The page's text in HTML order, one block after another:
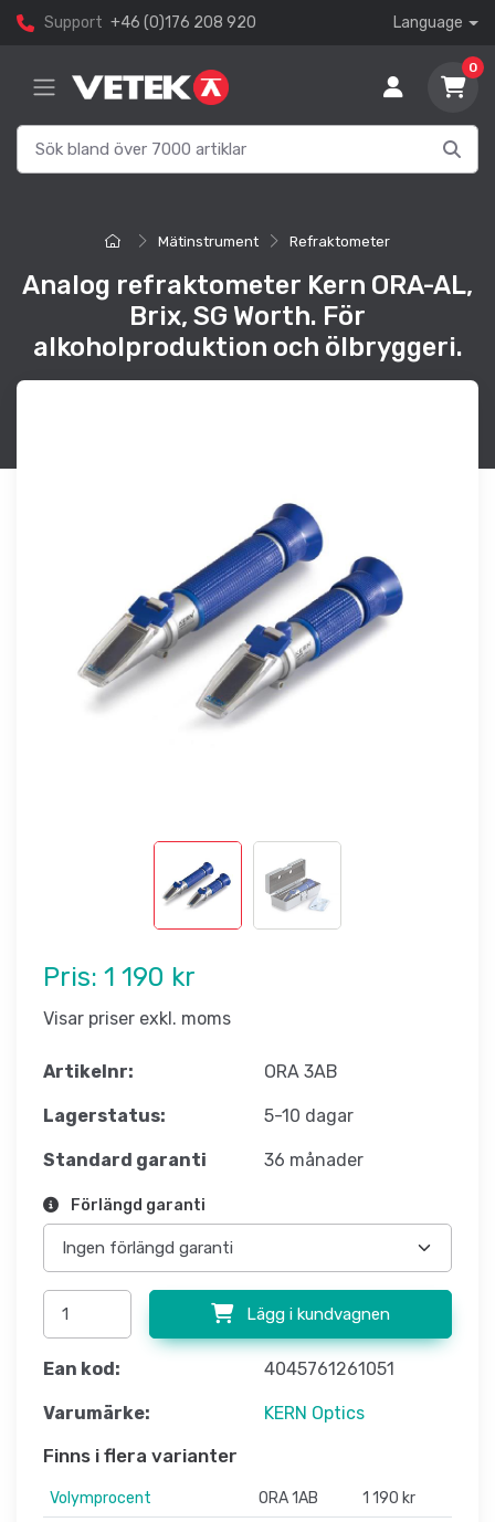
Support +46 (0)176 208 920 Language
0
Mätinstrument Refraktometer
Analog refraktometer Kern ORA-AL,
Brix, SG Worth. För
alkoholproduktion och ölbryggeri.
Pris: 1 190 kr
Visar priser exkl. moms
Artikelnr: ORA 3AB
Lagerstatus: 5-10 dagar
Standard garanti 36 månader
Förlängd garanti
Lägg i kundvagnen
Ean kod: 4045761261051
Varumärke: KERN Optics
Finns i flera varianter
Volymprocent ORA 1AB
1 190 kr